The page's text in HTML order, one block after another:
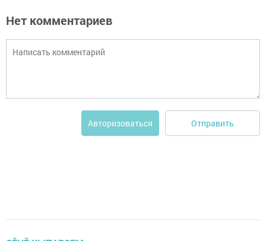
Нет комментариев
Авторизоваться Отправить